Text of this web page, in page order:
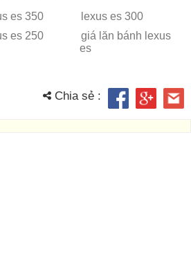
es 350
lexus es 300
es 250
giá lăn bánh lexus
es
Chia sẻ :